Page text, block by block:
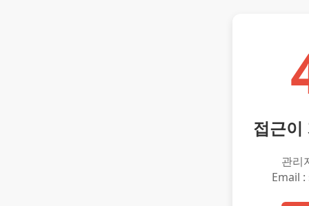
접근이
관리
Email